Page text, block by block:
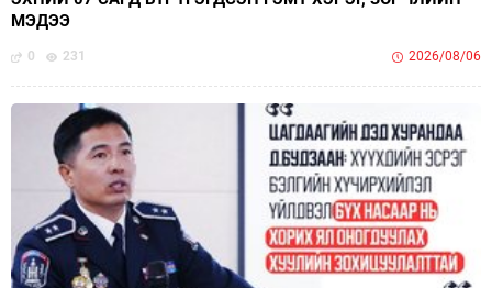
МЭДЭЭ
0 231 2026/08/06